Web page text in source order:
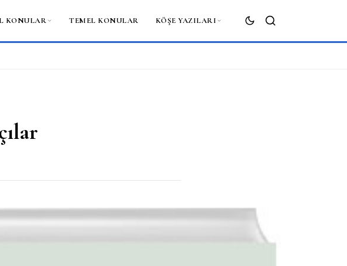
KONULAR TEMEL KONULAR KÖŞE YAZILARI
ARA